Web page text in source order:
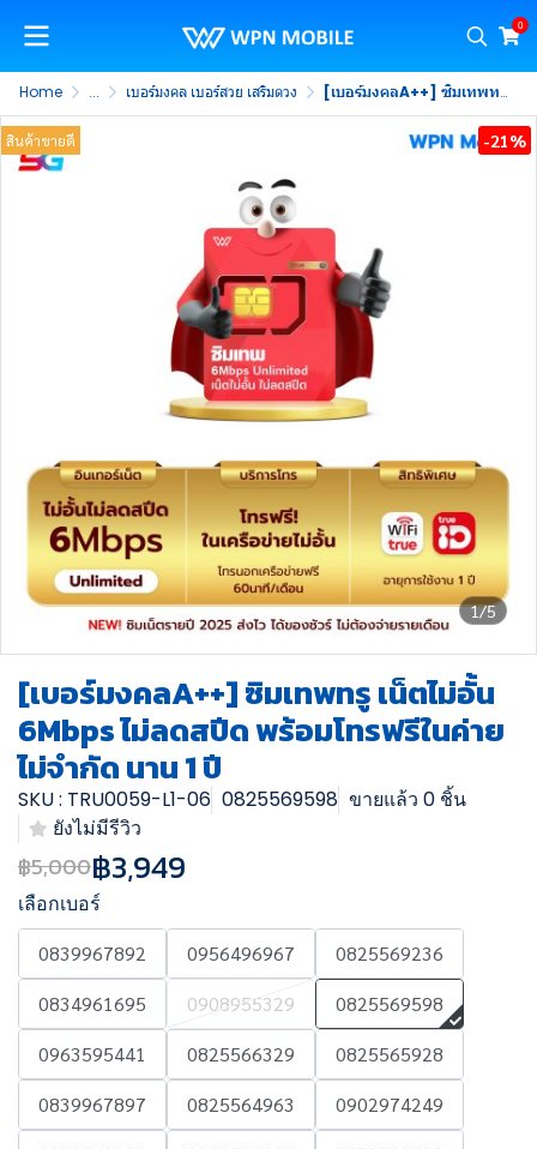
0
Home ... เบอร์มงคล เบอร์สวย เสริมดวง [เบอร์มงคลA++] ซิมเทพทรู เน็ตไม่อั้น 6Mbps ไม่ลดสปีด พร้อมโทรฟรีในค่าย ไม่จำกัด นาน 1 ปี
1/5
สินค้าขายดี -21%
[เบอร์มงคลA++] ซิมเทพทรู เน็ตไม่อั้น
6Mbps ไม่ลดสปีด พร้อมโทรฟรีในค่าย
ไม่จำกัด นาน 1 ปี
SKU : TRU0059-L1-06 0825569598 ขายแล้ว 0 ชิ้น
ยังไม่มีรีวิว
฿5,000฿3,949
เลือกเบอร์
0839967892 0956496967
0825569236
0834961695
0908955329
0825569598
0963595441
0825566329
0825565928
0839967897
0825564963
0902974249